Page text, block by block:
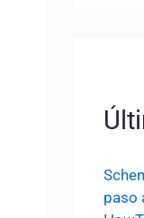
paso